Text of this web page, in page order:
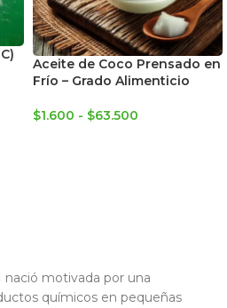
Aceite de Coco Prensado en
Frío – Grado Alimenticio
$1.600 - $63.500
nació motivada por una
químicos en pequeñas